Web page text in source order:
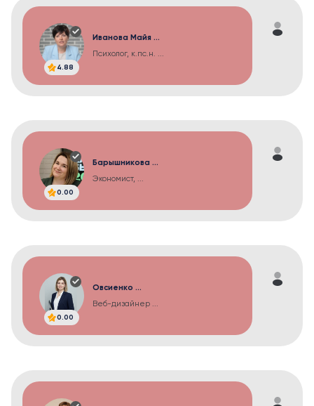
4.88
Иванова Майя ...
Психолог, к.пс.н. ...
0.00
Барышникова ...
Экономист, ...
0.00
Овсиенко ...
Веб-дизайнер ...